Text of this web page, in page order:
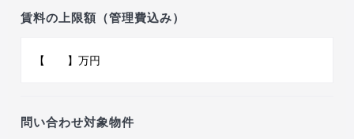
賃料の上限額（管理費込み）
問い合わせ対象物件